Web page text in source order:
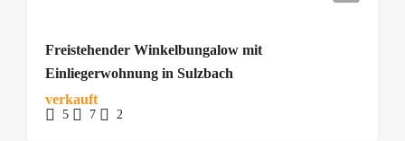
Freistehender Winkelbungalow mit
Einliegerwohnung in Sulzbach
verkauft
5 7 2